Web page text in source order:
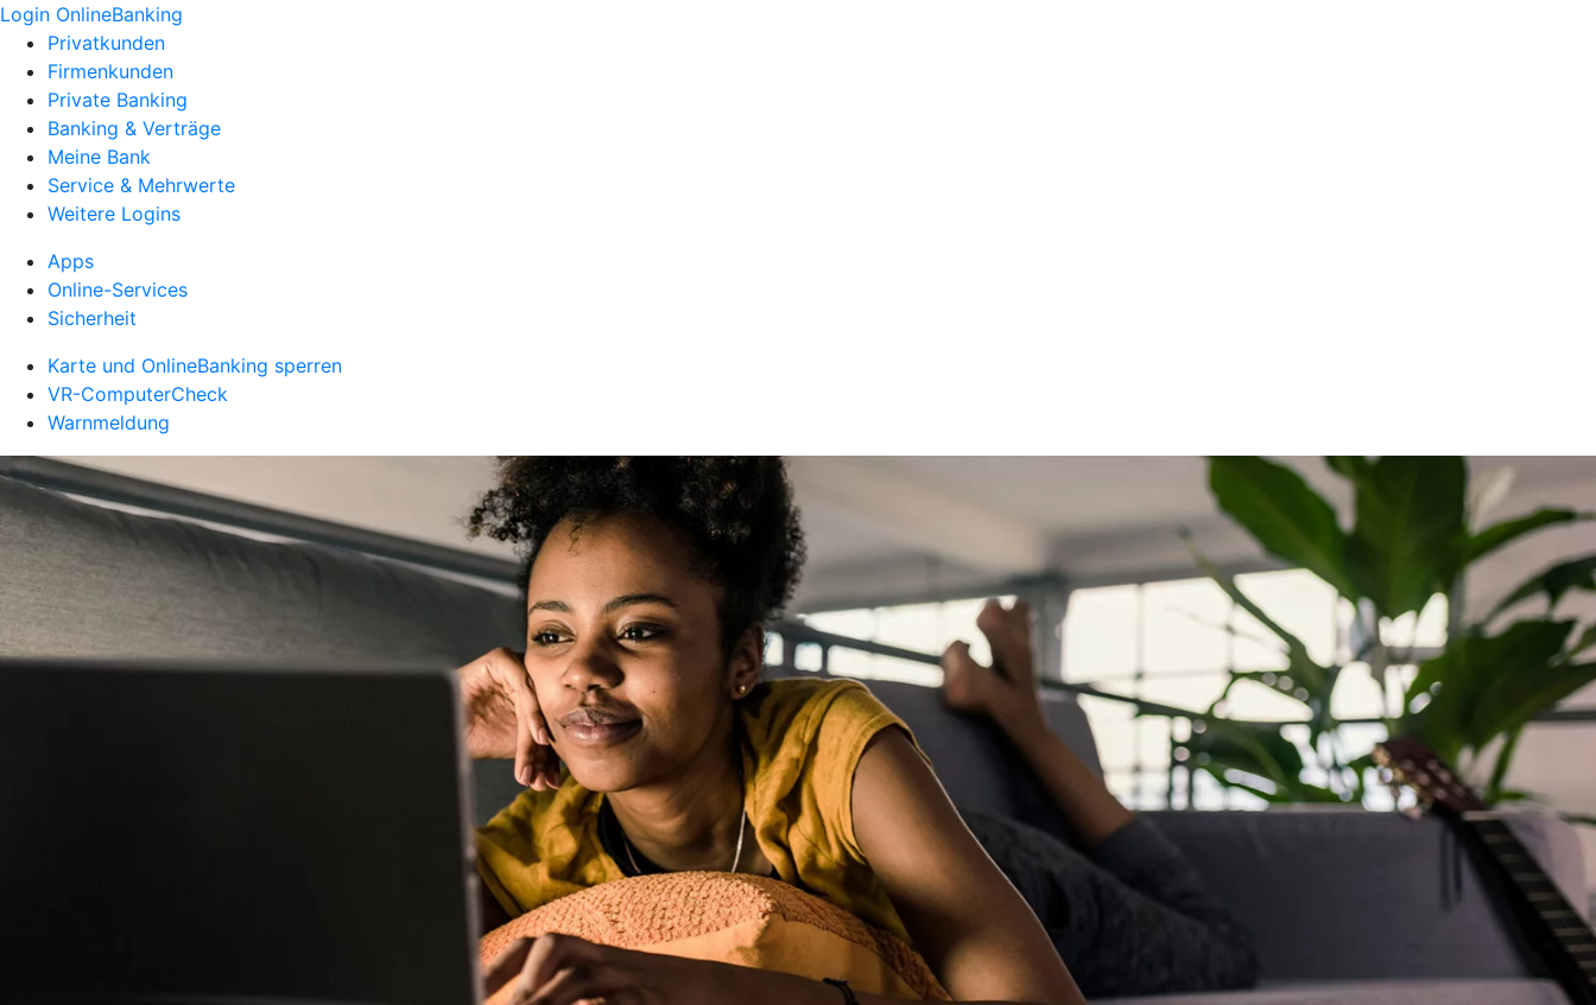
Login OnlineBanking
Privatkunden
Firmenkunden
Private Banking
Banking & Verträge
Meine Bank
Service & Mehrwerte
Weitere Logins
Apps
Online-Services
Sicherheit
Karte und OnlineBanking sperren
VR-ComputerCheck
Warnmeldung